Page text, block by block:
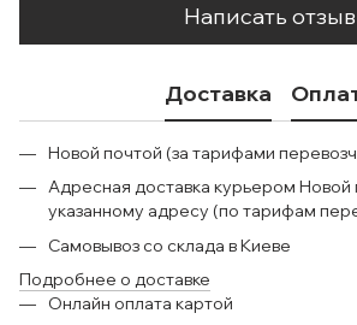
Написать отзыв
Доставка
Новой почтой (за тарифами
Адресная доставка курьером Новой
указанному адресу (по тарифам
Самовывоз со склада в Киеве
Подробнее о доставке
Онлайн оплата картой